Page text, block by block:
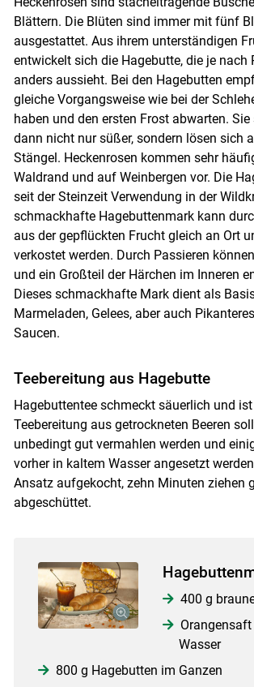
Skip to main content
Blättern. Die Blüten sind immer mit fünf
ausgestattet. Aus ihrem unterständigen
entwickelt sich die Hagebutte, die je nach
anders aussieht. Bei den Hagebutten
gleiche Vorgangsweise wie bei der
haben und den ersten Frost abwarten. Sie
dann nicht nur süßer, sondern lösen sich
Stängel. Heckenrosen kommen sehr
Waldrand und auf Weinbergen vor. Die
seit der Steinzeit Verwendung in der
schmackhafte Hagebuttenmark kann
aus der gepflückten Frucht gleich an Ort
verkostet werden. Durch Passieren
und ein Großteil der Härchen im Inneren
Dieses schmackhafte Mark dient als
Marmeladen, Gelees, aber auch
Saucen.
Teebereitung aus Hagebutte
Hagebuttentee schmeckt säuerlich und
Teebereitung aus getrockneten Beeren
unbedingt gut vermahlen werden und
vorher in kaltem Wasser angesetzt
Ansatz aufgekocht, zehn Minuten ziehen
abgeschüttet.
400 g
Orangensaft
Wasser
800 g Hagebutten im Ganzen